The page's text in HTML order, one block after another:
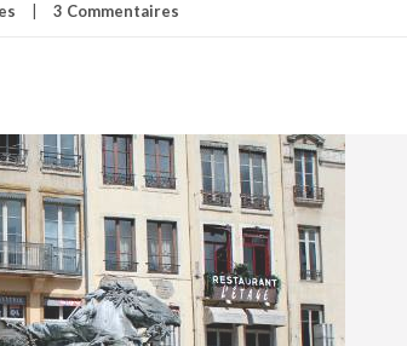
3 Commentaires